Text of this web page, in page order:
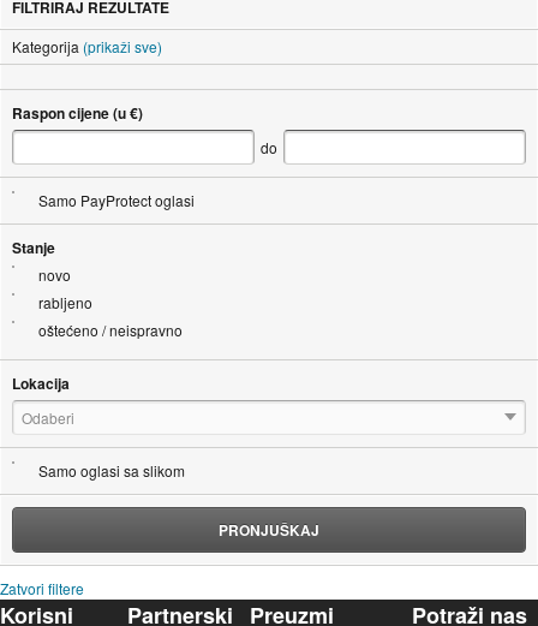
FILTRIRAJ REZULTATE
Kategorija (prikaži sve)
Raspon cijene (u €)
do
Samo PayProtect oglasi
Stanje
novo
rabljeno
oštećeno / neispravno
Lokacija
Odaberi
Samo oglasi sa slikom
PRONJUŠKAJ
Zatvori filtere
Korisni Partnerski Preuzmi Potraži nas